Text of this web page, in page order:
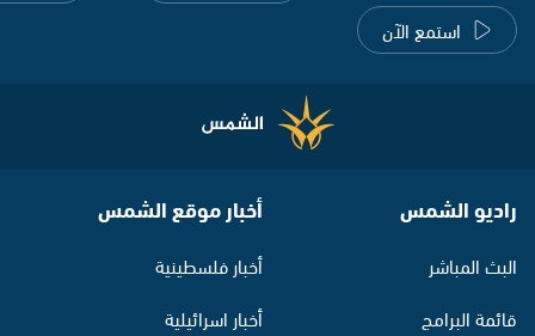
استمع الآن
راديو الشمس
البث المباشر
قائمة البرامج
أخبار موقع الشمس
أخبار فلسطينية
أخبار اسرائيلية